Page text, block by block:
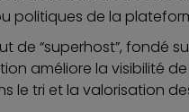
politiques de la
de “superhost”, fondé
améliore la visibilité
le tri et la valorisation